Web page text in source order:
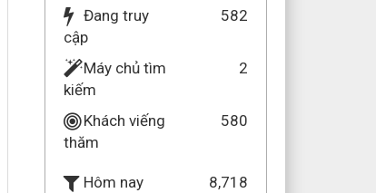
Đang truy
cập
582
Máy chủ tìm
kiếm
2
Khách viếng
thăm
580
Hôm nay
8,718